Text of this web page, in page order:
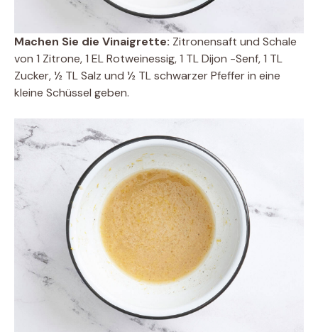
Machen Sie die Vinaigrette: Zitronensaft und Schale
von 1 Zitrone, 1 EL Rotweinessig, 1 TL Dijon -Senf, 1 TL
Zucker, ½ TL Salz und ½ TL schwarzer Pfeffer in eine
kleine Schüssel geben.